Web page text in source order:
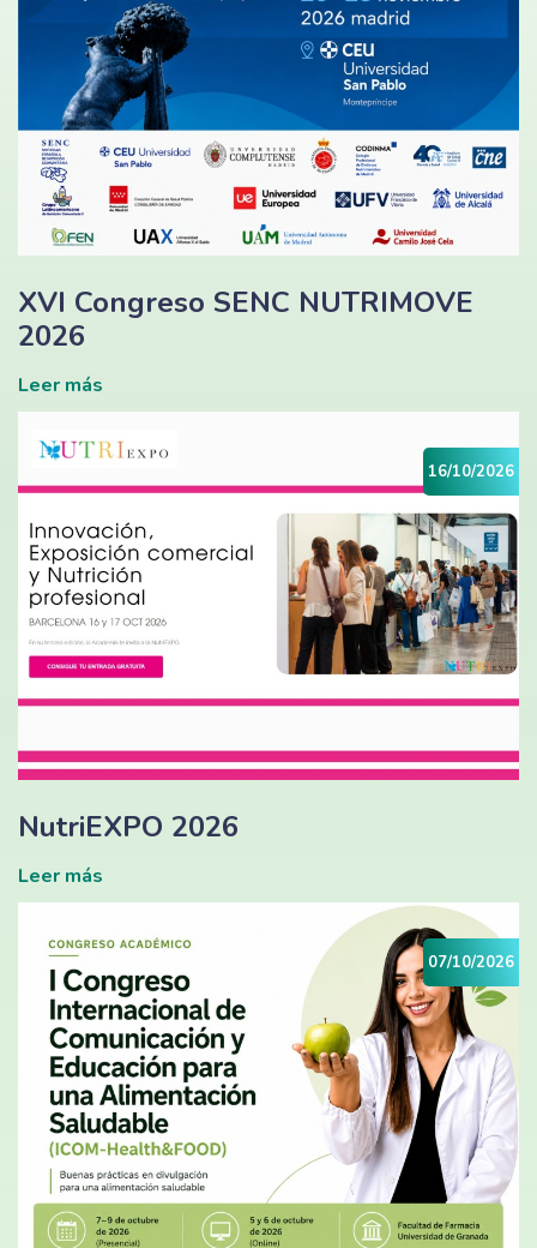
XVI Congreso SENC NUTRIMOVE
2026
Leer más
16/10/2026
NutriEXPO 2026
Leer más
07/10/2026